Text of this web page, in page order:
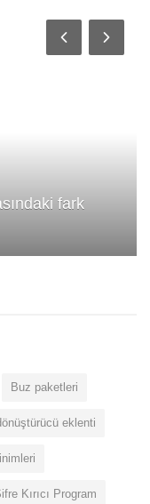
fark
Buz paketleri
eklenti
Kırıcı Program